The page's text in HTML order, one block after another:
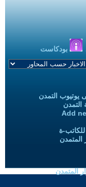
بودكاست
يوتيوب التمدن
التمدن
Add
ة
المتمدن
المتمدن